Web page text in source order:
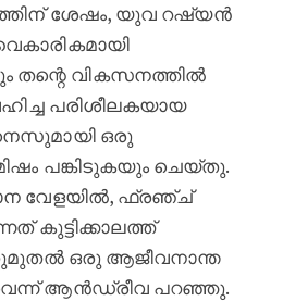
ശേഷം, യുവ റഷ്യൻ
വികസനത്തിൽ
പരിശീലകയായ
ഒരു
പങ്കിടുകയും ചെയ്തു.
വേളയിൽ, ഫ്രഞ്ച്
കുട്ടിക്കാലത്ത്
ഒരു ആജീവനാന്ത
ആൻഡ്രീവ പറഞ്ഞു.